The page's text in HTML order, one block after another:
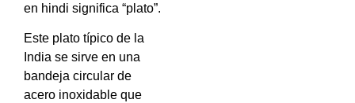
en hindi significa “plato”.
Este plato típico de la
India se sirve en una
bandeja circular de
acero inoxidable que